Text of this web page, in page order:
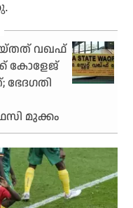
വഖഫ്
കോളേജ്
ഭേദഗതി
മുക്കം